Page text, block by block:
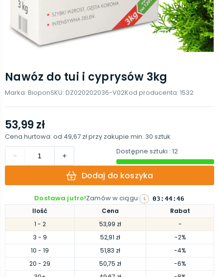
Nawóz do tui i cyprysów 3kg
Marka: BioponSKU: DZ020202036-V02Kod producenta: 1532
Ilość Cena
Rabat
1 - 2 53,99 zł
-
3 - 9 52,91 zł
-2%
10 - 19 51,83 zł
-4%
20 - 29 50,75 zł
-6%
53,99 zł
Cena hurtowa: od 49,67 złprzy zakupie min. 30 sztuk
Dostępne sztuki : 12
Dodaj do koszyka
Dostawa jutro!Zamów w ciągu: 03 : 44:45